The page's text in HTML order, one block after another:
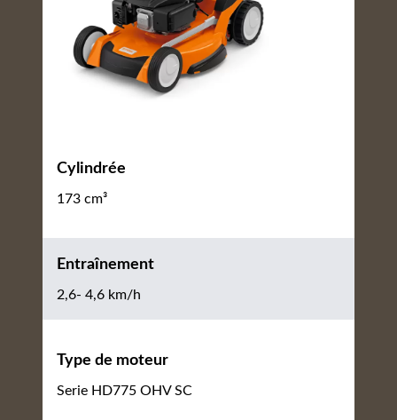
Cylindrée
173 cm³
Entraînement
2,6- 4,6 km/h
Type de moteur
Serie HD775 OHV SC